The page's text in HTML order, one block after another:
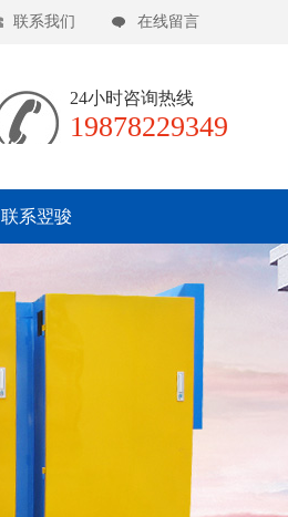
联系我们 在线留言
24小时咨询热线
19878229349
联系翌骏